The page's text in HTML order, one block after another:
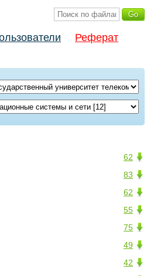
Реферат
62
83
62
55
75
49
42